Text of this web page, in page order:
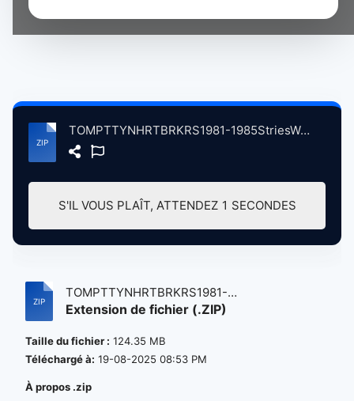
TOMPTTYNHRTBRKRS1981-1985StriesWeCldTll atse.zip
S'IL VOUS PLAÎT, ATTENDEZ 1 SECONDES
TOMPTTYNHRTBRKRS1981-
1985StriesWeCldTll...
Extension de fichier (.ZIP)
Taille du fichier : 124.35 MB
Téléchargé à: 19-08-2025 08:53 PM
À propos .zip